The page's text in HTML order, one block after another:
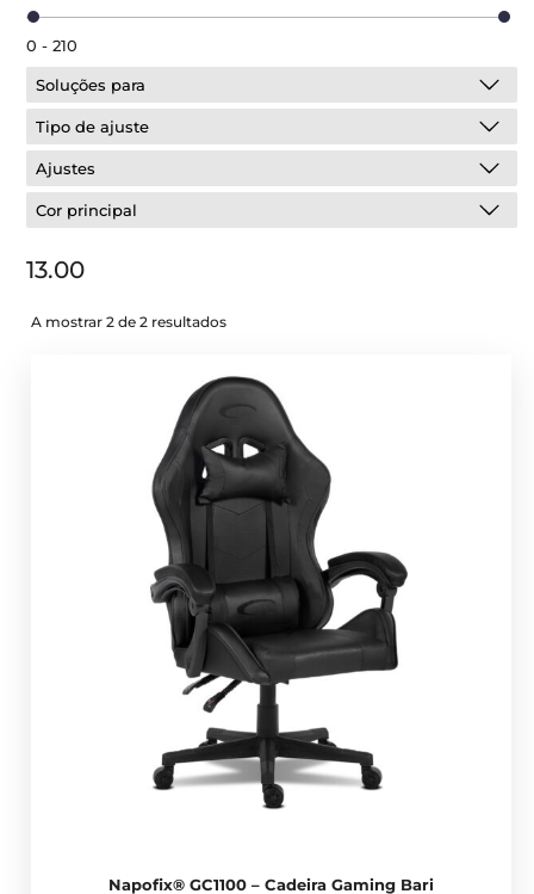
0 - 210
Soluções para
Tipo de ajuste
Ajustes
Cor principal
13.00
A mostrar 2 de 2 resultados
Napofix® GC1100 – Cadeira Gaming Bari